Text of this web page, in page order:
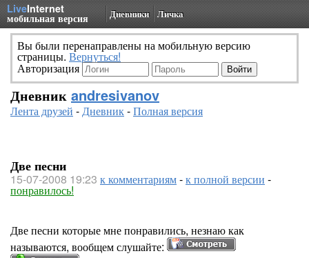
LiveInternet
мобильная версия Дневники Личка
Вы были перенаправлены на мобильную версию
страницы. Вернуться!
Авторизация
Дневник andresivanov
Лента друзей -Дневник-Полная версия
Две песни
15-07-2008 19:23 к комментариям-к полной версии -
понравилось!
Две песни которые мне понравились, незнаю как
называются, вообщем слушайте: